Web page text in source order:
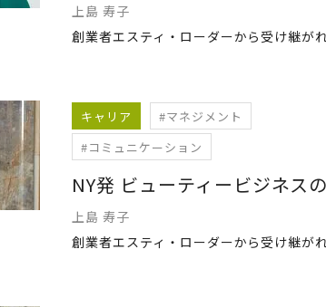
上島 寿子
キャリア
#マネジメント
#コミュニケーション
NY発 ビューティービジネス
上島 寿子